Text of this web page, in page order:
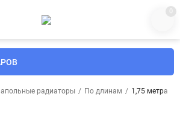
0
радиаторы / По длинам / 1,75 метра